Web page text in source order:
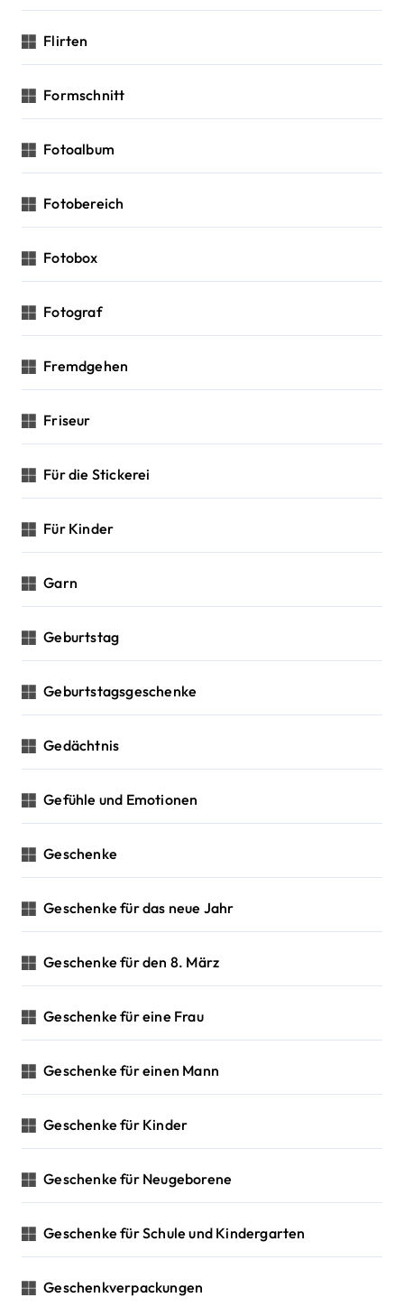
Flirten
Formschnitt
Fotoalbum
Fotobereich
Fotobox
Fotograf
Fremdgehen
Friseur
Für die Stickerei
Für Kinder
Garn
Geburtstag
Geburtstagsgeschenke
Gedächtnis
Gefühle und Emotionen
Geschenke
Geschenke für das neue Jahr
Geschenke für den 8. März
Geschenke für eine Frau
Geschenke für einen Mann
Geschenke für Kinder
Geschenke für Neugeborene
Geschenke für Schule und Kindergarten
Geschenkverpackungen